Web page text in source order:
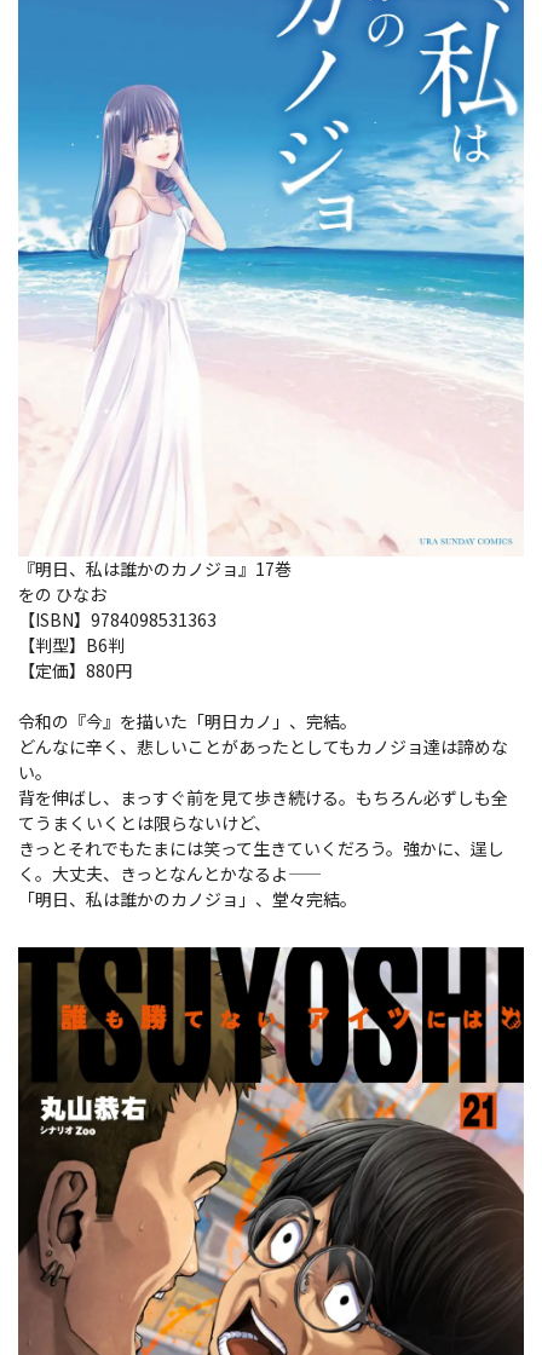
『明日、私は誰かのカノジョ』17巻
をの ひなお
【ISBN】9784098531363
【判型】B6判
【定価】880円
令和の『今』を描いた「明日カノ」、完結。
どんなに辛く、悲しいことがあったとしてもカノジョ達は諦めな
い。
背を伸ばし、まっすぐ前を見て歩き続ける。もちろん必ずしも全
てうまくいくとは限らないけど、
きっとそれでもたまには笑って生きていくだろう。強かに、逞し
く。大丈夫、きっとなんとかなるよ――
「明日、私は誰かのカノジョ」、堂々完結。